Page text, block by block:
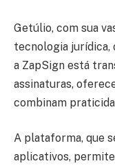
Getúlio, com sua
tecnologia
a ZapSign está
assinaturas,
combinam
A plataforma, que
aplicativos,